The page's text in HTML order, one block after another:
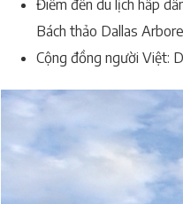
Điểm đến du lịch hấp
Bách thảo Dallas
Cộng đồng người Việt: